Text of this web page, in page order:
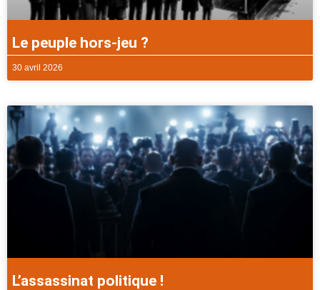
Le peuple hors-jeu ?
30 avril 2026
L’assassinat politique !